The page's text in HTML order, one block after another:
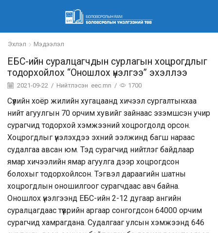
Эхлэл Мэдээлэл
ЕБС-ийн суралцагчдын сурлагын хоцрогдлыг
тодорхойлох “Оношлох үнэлгээ” эхэллээ
2021-09-22 / Нийтлэсэн eec.mn / 1700
Сүүлийн хоёр жилийн хугацаанд хичээл сургалтынхаа
нийт агуулгын 70 орчим хувийг зайнаас эзэмшсэн учир
сурагчид тодорхой хэмжээний хоцрогдолд орсон.
Хоцрогдлыг үнэлэхдээ эхний ээлжинд багш нараас
судалгаа авсан юм. Тэд сурагчид нийтлэг байдлаар
ямар хичээлийн ямар агуулга дээр хоцрогдсон
болохыг тодорхойлсон. Тэгвэл дараагийн шатны
хоцрогдлын оношилгоог сурагчдаас авч байна.
Оношлох үнэлгээнд ЕБС-ийн 2-12 дугаар ангийн
суралцагдаас түүврийн аргаар сонгогдсон 64000 орчим
сурагчид хамрагдана. Судалгааг улсын хэмжээнд 646